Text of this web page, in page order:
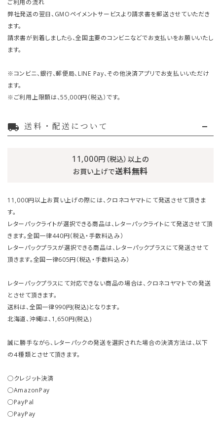
ご利用の流れ
弊社発送の翌日、GMOペイメントサービスより請求書を郵送させていただき
ます。
請求書が到着しましたら、全国主要のコンビニなどでお支払いをお願いいたし
ます。
※コンビニ、銀行、郵便局、LINE Pay、その他決済アプリでお支払いいただけ
ます。
※ご利用上限額は、55,000円（税込）です。
local_shipping 送料・配送について
11,000円（税込）以上の
お買い上げで送料無料
11,000円以上お買い上げの際には、クロネコヤマトにて発送させて頂きま
す。
レターパックライトが選択できる商品は、レターパックライトにて発送させて頂
きます。全国一律440円（税込・手数料込み）
レターパックプラスが選択できる商品は、レターパックプラスにて発送させて
頂きます。全国一律605円（税込・手数料込み）
レターパックプラスにて対応できない商品の場合は、クロネコヤマトでの発送
とさせて頂きます。
送料は、全国一律990円(税込)となります。
北海道、沖縄は、1,650円(税込)
誠に勝手ながら、レターパックの発送を選択された場合の決済方法は、以下
の４種類とさせて頂きます。
○クレジット決済
○AmazonPay
○PayPal
○PayPay